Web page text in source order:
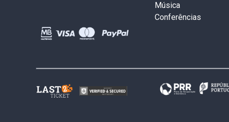
Música
Conferências